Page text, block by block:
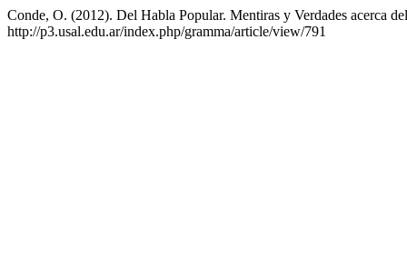
Conde, O. (2012). Del Habla Popular. Mentiras y Verdades acerca
http://p3.usal.edu.ar/index.php/gramma/article/view/791